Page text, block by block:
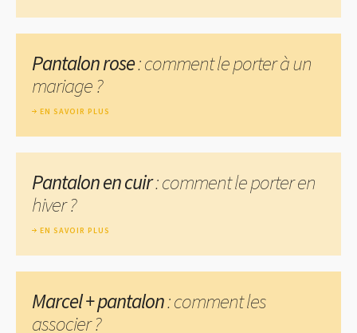
Pantalon rose: comment le porter à un
mariage ?
EN SAVOIR PLUS
Pantalon en cuir: comment le porter en
hiver ?
EN SAVOIR PLUS
Marcel + pantalon: comment les
associer ?